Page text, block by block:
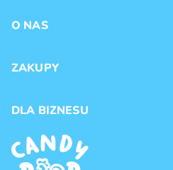
O NAS
Sklepy
ZAKUPY
Dostawa
Regulamin
Polityka prywatności
DLA BIZNESU
Franczyza
Handel hurtowy